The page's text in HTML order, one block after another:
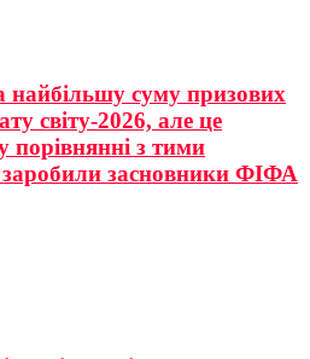
найбільшу суму призових
світу-2026, але це
порівнянні з тими
засновники ФІФА